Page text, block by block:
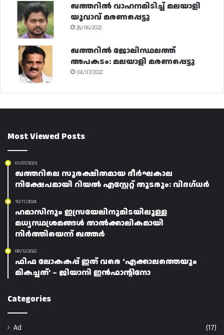
ഖത്തറിൽ വാഹനമിടിച്ച് മലയാളി
യുവാവ് മരണപ്പെട്ടു
26/06/2022
ഖത്തറിൽ ജോലിസ്ഥലത്ത്
അപകടം: മലയാളി മരണപ്പെട്ടു
04/07/2022
Most Viewed Posts
01/07/2023
ഖത്തറിലെ സുരക്ഷിതമായ ദീർഘകാല
നിക്ഷേപമായി റിയൽ എസ്റ്റേറ്റ് തുടരും: വിദഗ്ധർ
10/11/2024
ഹമാസിനും ഇസ്രയേലിനുമിടയിലുള്ള
മധ്യസ്ഥശ്രമങ്ങൾ താൽക്കാലികമായി
നിർത്തിയെന്ന് ഖത്തർ
08/12/2022
ഫിഫ ലോകകപ്പ് ഇത് വരെ ‘എക്കാലത്തെയും
മികച്ചത്’ – ജിയാനി ഇൻഫാന്റിനോ
Categories
Ad
(17)